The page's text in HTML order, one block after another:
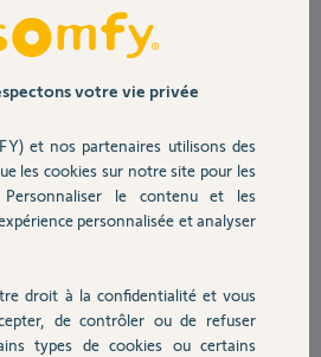
peu le voyant erreur entrée 2 est allumé
boitier Rolmat de portarol, ce qui rend
ma porte de garage enroulable. Sur
entrée est connectée la barre palpeuse
vert connecté => voyant boîtier barre
éteint
vert déconnecté => voyant boitier barre
allumé
de reinitialiser la carte afin
le portail en mode automatique
votre vie privée
et nos partenaires utilisons des
les cookies sur notre site pour les
Personnaliser le contenu et les
personnalisée et analyser
droit à la confidentialité et vous
de contrôler ou de refuser
types de cookies ou certains